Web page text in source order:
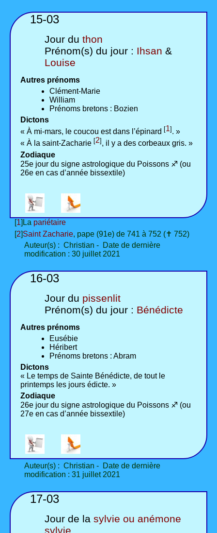
15-03
Jour du thon
Prénom(s) du jour : Ihsan &
Louise
Autres prénoms
Clément-Marie
William
Prénoms bretons : Bozien
Dictons
« À mi-mars, le coucou est dans l’épinard [1] . »
« À la saint-Zacharie [2] , il y a des corbeaux gris. »
Zodiaque
25e jour du signe astrologique du Poissons ♐ (ou
26e en cas d’année bissextile)
[1]La pariétaire
[2]Saint Zacharie, pape (91e) de 741 à 752 (✝ 752)
Auteur(s) : Christian - Date de dernière
modification : 30 juillet 2021
16-03
Jour du pissenlit
Prénom(s) du jour : Bénédicte
Autres prénoms
Eusébie
Héribert
Prénoms bretons : Abram
Dictons
« Le temps de Sainte Bénédicte, de tout le
printemps les jours édicte. »
Zodiaque
26e jour du signe astrologique du Poissons ♐ (ou
27e en cas d’année bissextile)
Auteur(s) : Christian - Date de dernière
modification : 31 juillet 2021
17-03
Jour de la sylvie ou anémone
sylvie